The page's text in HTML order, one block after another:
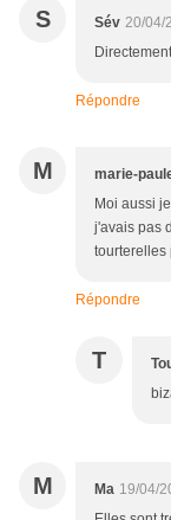
S Sév 20/04/
Répondre
M marie-
Moi aussi
j'avais pas
tourterelles
Répondre
T
M Ma 19/04/